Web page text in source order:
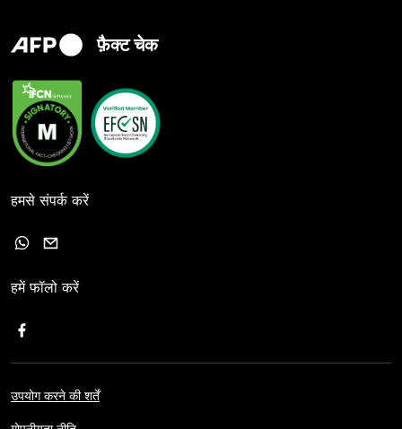
फ़ैक्ट चेक
हमसे संपर्क करें
हमें फॉलो करें
उपयोग करने की शर्तें